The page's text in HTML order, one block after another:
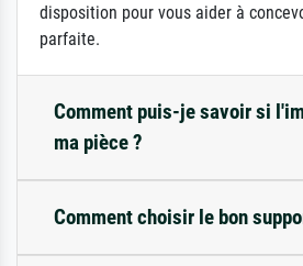
disposition pour vous aider à
parfaite.
Comment puis-je savoir si
ma pièce ?
Comment choisir le bon